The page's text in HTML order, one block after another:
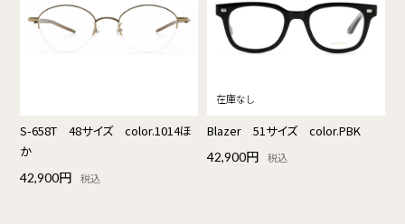
S-658T 48サイズ color.1014ほ
か
42,900円 税込
Blazer 51サイズ color.PBK
42,900円 税込